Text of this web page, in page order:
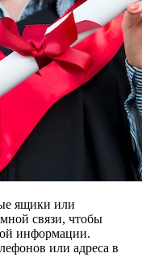
ящики или
связи, чтобы
информации.
или адреса в